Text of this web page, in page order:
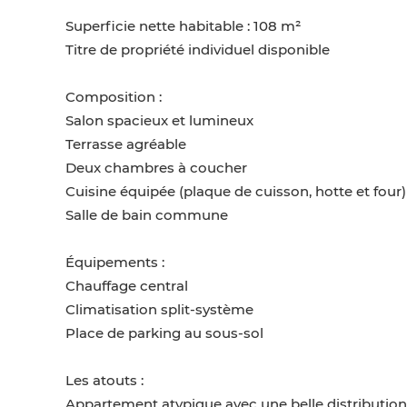
Superficie nette habitable : 108 m²
Titre de propriété individuel disponible
Composition :
Salon spacieux et lumineux
Terrasse agréable
Deux chambres à coucher
Cuisine équipée (plaque de cuisson, hotte et four)
Salle de bain commune
Équipements :
Chauffage central
Climatisation split-système
Place de parking au sous-sol
Les atouts :